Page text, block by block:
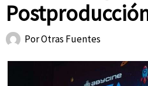
PorOtras Fuentes